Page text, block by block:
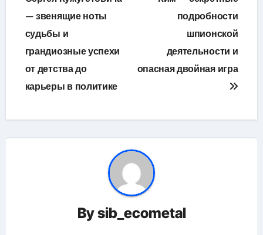
записям
— звенящие ноты
судьбы и
грандиозные успехи
от детства до
карьеры в политике
подробности
шпионской
деятельности и
опасная двойная игра
Bysib_ecometal